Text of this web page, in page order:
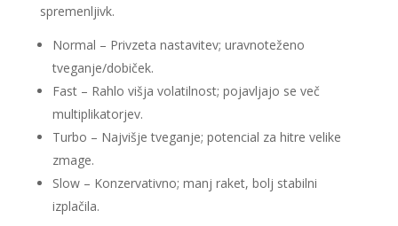
spremenljivk.
Normal – Privzeta nastavitev; uravnoteženo
tveganje/dobiček.
Fast – Rahlo višja volatilnost; pojavljajo se več
multiplikatorjev.
Turbo – Najvišje tveganje; potencial za hitre velike
zmage.
Slow – Konzervativno; manj raket, bolj stabilni
izplačila.